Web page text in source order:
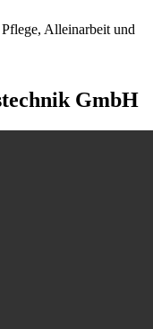
Alleinarbeit und
GmbH